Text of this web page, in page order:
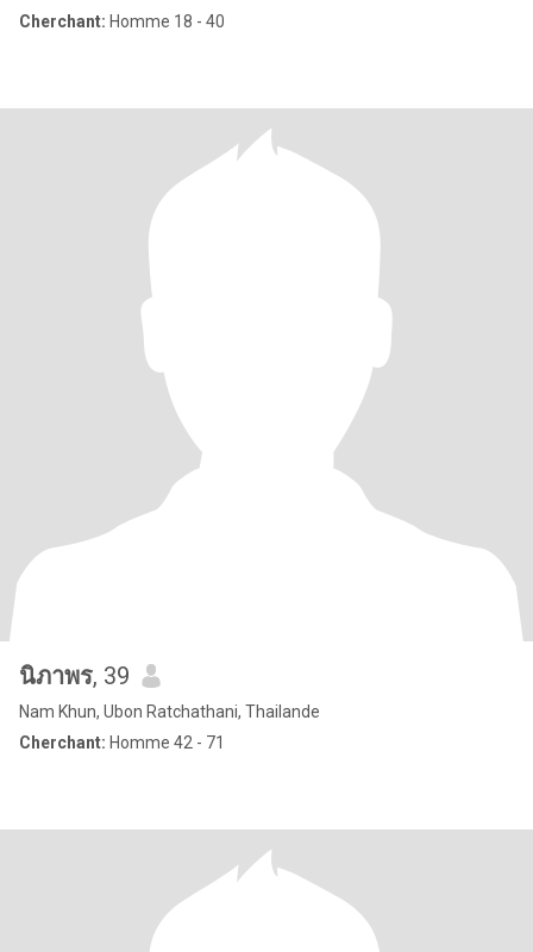
Cherchant: Homme 18 - 40
นิภาพร, 39
Nam Khun, Ubon Ratchathani, Thailande
Cherchant: Homme 42 - 71